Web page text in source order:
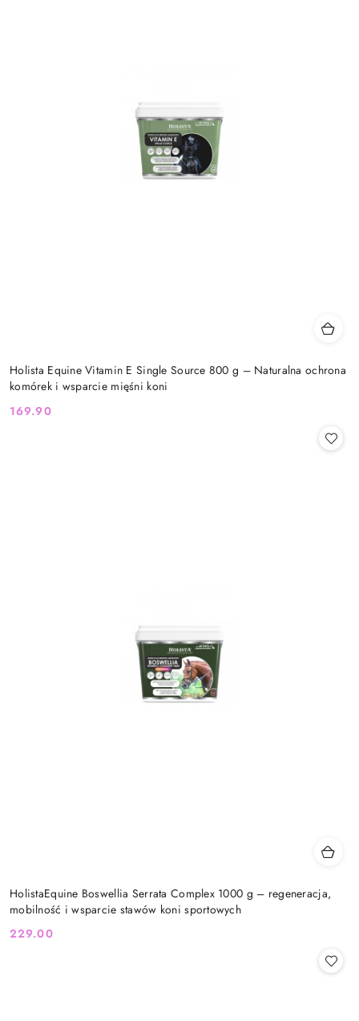
Holista Equine Vitamin E Single Source 800 g – Naturalna ochrona
komórek i wsparcie mięśni koni
Cena:
169.90
HolistaEquine Boswellia Serrata Complex 1000 g – regeneracja,
mobilność i wsparcie stawów koni sportowych
Cena:
229.00